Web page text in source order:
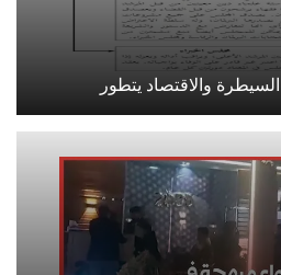
والاقتصاد يتطور